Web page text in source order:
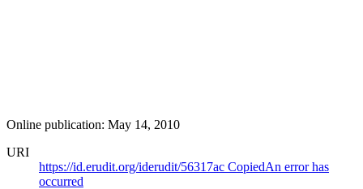
Online publication: May 14, 2010
URI
https://id.erudit.org/iderudit/56317ac CopiedAn error has
occurred